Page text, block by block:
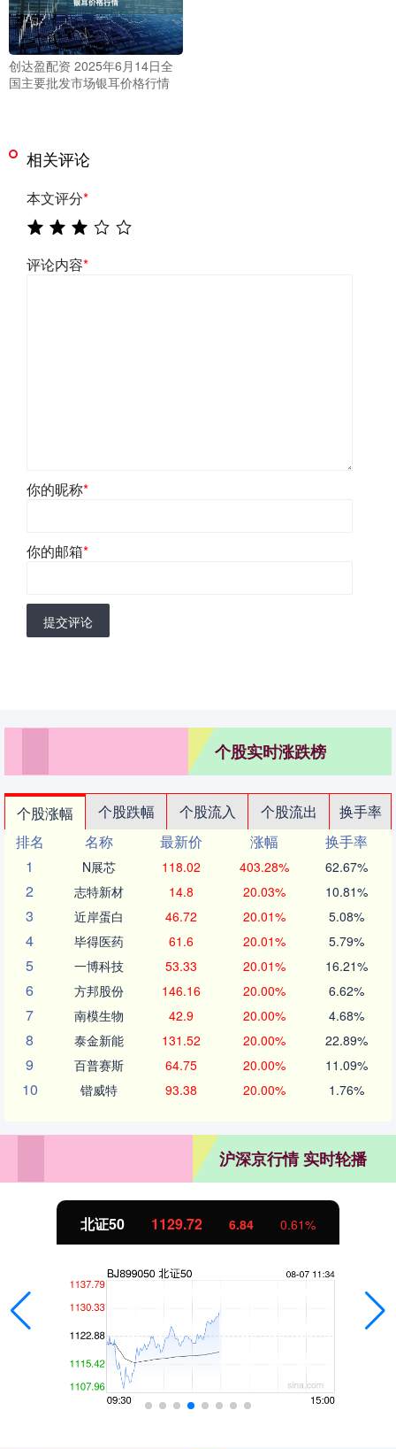
创达盈配资 2025年6月14日全
国主要批发市场银耳价格行情
相关评论
本文评分*
评论内容*
你的昵称*
你的邮箱*
提交评论
个股实时涨跌榜
个股涨幅 个股跌幅 个股流入 个股流出
换手率
排名
名称 最新价 涨幅
换手率
1
N展芯 118.02 403.28% 62.67%
2 志特新材 14.8 20.03% 10.81%
3 近岸蛋白 46.72 20.01% 5.08%
4 毕得医药 61.6 20.01% 5.79%
5 一博科技 53.33 20.01% 16.21%
6 方邦股份 146.16 20.00% 6.62%
7 南模生物 42.9 20.00% 4.68%
8 泰金新能 131.52 20.00% 22.89%
9 百普赛斯 64.75 20.00% 11.09%
10 锴威特 93.38 20.00% 1.76%
沪深京行情 实时轮播
北证50 1129.72 6.84 0.61%